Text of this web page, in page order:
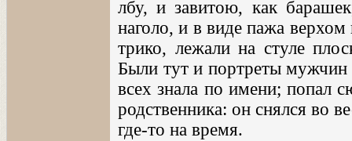
лбу, и завитою, как
наголо, и в виде пажа
трико, лежали на стуле
Были тут и портреты мужчин
всех знала по имени; попал
родственника: он снялся во
где-то на время.